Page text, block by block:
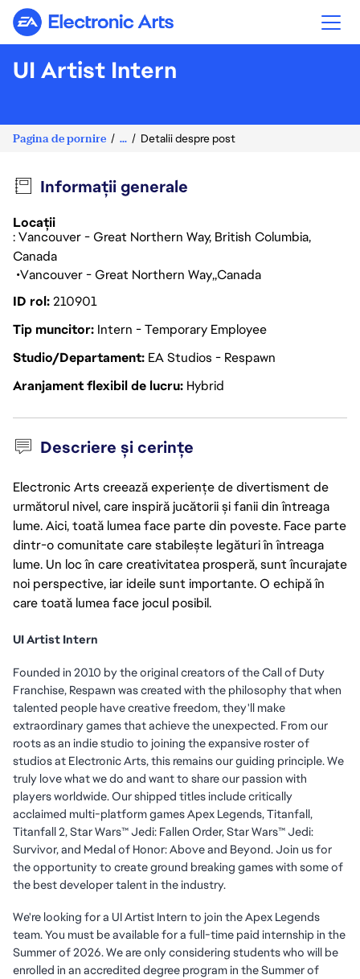
Electronic Arts
UI Artist Intern
Pagina de pornire ... Detalii despre post
Informații generale
Locații
: Vancouver - Great Northern Way, British Columbia,
Canada
Vancouver - Great Northern Way Canada
ID rol210901
Tip muncitor Intern - Temporary Employee
Studio/Departament EA Studios - Respawn
Aranjament flexibil de lucru Hybrid
Descriere și cerințe
Electronic Arts creează experiențe de divertisment de
următorul nivel, care inspiră jucătorii și fanii din întreaga
lume. Aici, toată lumea face parte din poveste. Face parte
dintr-o comunitate care stabilește legături în întreaga
lume. Un loc în care creativitatea prosperă, sunt încurajate
noi perspective, iar ideile sunt importante. O echipă în
care toată lumea face jocul posibil.
UI Artist Intern
Founded in 2010 by the original creators of the Call of Duty
Franchise, Respawn was created with the philosophy that when
talented people have creative freedom, they'll make
extraordinary games that achieve the unexpected. From our
roots as an indie studio to joining the expansive roster of
studios at Electronic Arts, this remains our guiding principle. We
truly love what we do and want to share our passion with
players worldwide. Our shipped titles include critically
acclaimed multi-platform games Apex Legends, Titanfall,
Titanfall 2, Star Wars™ Jedi: Fallen Order, Star Wars™ Jedi:
Survivor, and Medal of Honor: Above and Beyond. Join us for
the opportunity to create ground breaking games with some of
the best developer talent in the industry.
We're looking for a UI Artist Intern to join the Apex Legends
team. You must be available for a full-time paid internship in the
Summer of 2026. We are only considering students who will be
enrolled in an accredited degree program in the Summer of